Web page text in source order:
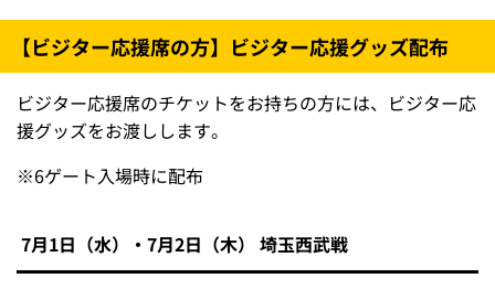
【ビジター応援席の方】ビジター応援グッズ配布
ビジター応援席のチケットをお持ちの方には、ビジター応
援グッズをお渡しします。
※6ゲート入場時に配布
7月1日（水）・7月2日（木） 埼玉西武戦